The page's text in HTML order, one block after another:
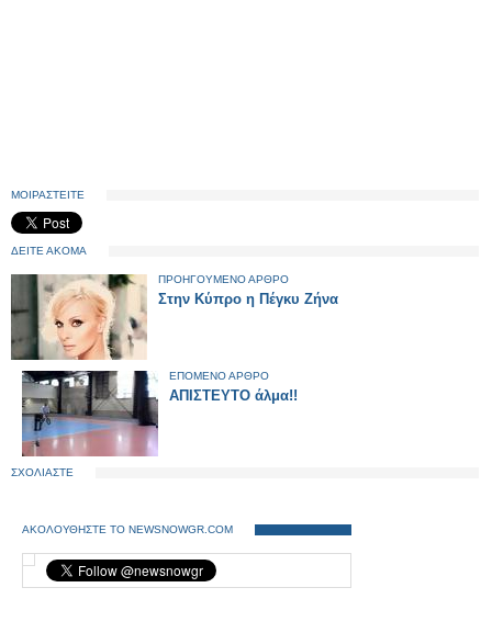
ΜΟΙΡΑΣΤΕΙΤΕ
ΔΕΙΤΕ ΑΚΟΜΑ
ΠΡΟΗΓΟΥΜΕΝΟ ΑΡΘΡΟ
Στην Κύπρο η Πέγκυ Ζήνα
ΕΠΟΜΕΝΟ ΑΡΘΡΟ
ΑΠΙΣΤΕΥΤΟ άλμα!!
ΣΧΟΛΙΑΣΤΕ
ΑΚΟΛΟΥΘΗΣΤΕ ΤΟ NEWSNOWGR.COM